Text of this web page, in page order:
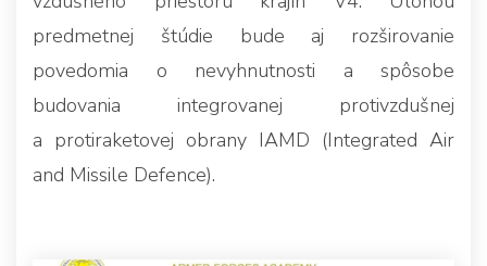
predmetnej štúdie bude aj rozširovanie
povedomia o nevyhnutnosti a spôsobe
budovania integrovanej protivzdušnej
a protiraketovej obrany IAMD (Integrated Air
and Missile Defence).